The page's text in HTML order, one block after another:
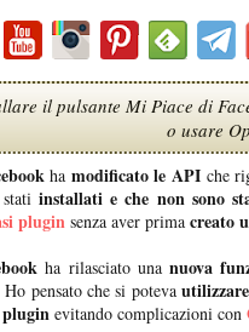
il pulsante Mi Piace di
o usare
ha modificato le API che
installati e che non sono
plugin senza aver prima creato
ha rilasciato una nuova
pensato che si poteva
evitando complicazioni con